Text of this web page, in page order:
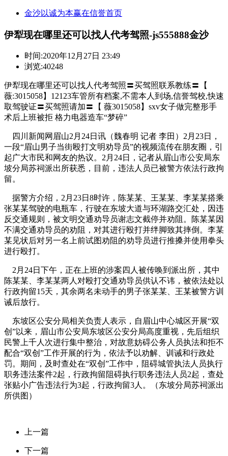
金沙以诚为本赢在信誉首页
伊犁现在哪里还可以找人代考驾照-js555888金沙
时间:2020年12月27日 23:49
浏览:40248
伊犁现在哪里还可以找人代考驾照〓买驾照联系教练〓【
薇:3015058】12123车管所有档案,不需本人到场,信誉驾校,快速
取驾驶证〓买驾照请加〓【 薇3015058】sxv女子做完整形手
术后上班被拒 格力电器造车“梦碎”
四川新闻网眉山2月24日讯（魏春明 记者 李田）2月23日，
一段“眉山男子当街殴打文明劝导员”的视频流传在朋友圈，引
起广大市民和网友的热议。2月24日，记者从眉山市公安局东
坡分局苏祠派出所获悉，目前，违法人员已被警方依法行政拘
留。
据警方介绍，2月23日8时许，陈某某、王某某、李某某搭乘
张某某驾驶的电瓶车，行驶在东坡大道与环湖路交汇处，因违
反交通规则，被文明交通劝导员谢志文截停并劝阻。陈某某因
不满交通劝导员的劝阻，对其进行殴打并绊脚致其摔倒。李某
某见状后对另一名上前试图劝阻的劝导员进行推搡并使用拳头
进行殴打。
2月24日下午，正在上班的涉案四人被传唤到派出所，其中
陈某某、李某某两人对殴打交通劝导员供认不讳，被依法处以
行政拘留15天，其余两名未动手的男子张某某、王某被警方训
诫后放行。
东坡区公安分局相关负责人表示，自眉山中心城区开展“双
创”以来，眉山市公安局东坡区公安分局高度重视，先后组织
民警上千人次进行集中整治，对故意妨碍公务人员执法和拒不
配合“双创”工作开展的行为，依法予以劝解、训诫和行政处
罚。期间，及时查处在“双创”工作中，阻碍城管执法人员执行
职务违法案件2起，行政拘留阻碍执行职务违法人员2起，查处
张贴小广告违法行为3起，行政拘留3人。（东坡分局苏祠派出
所供图）
上一篇
下一篇